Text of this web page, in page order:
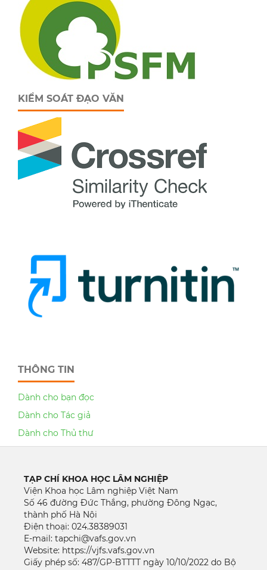
KIỂM SOÁT ĐẠO VĂN
THÔNG TIN
Dành cho bạn đọc
Dành cho Tác giả
Dành cho Thủ thư
TẠP CHÍ KHOA HỌC LÂM NGHIỆP
Viện Khoa học Lâm nghiệp Việt Nam
Số 46 đường Đức Thắng, phường Đông Ngạc,
thành phố Hà Nội
Điện thoại: 024.38389031
E-mail: tapchi@vafs.gov.vn
Website: https://vjfs.vafs.gov.vn
Giấy phép số: 487/GP-BTTTT ngày 10/10/2022 do Bộ